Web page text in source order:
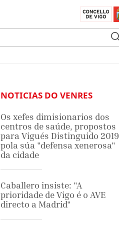
NOTICIAS DO VENRES
Os xefes dimisionarios dos
centros de saúde, propostos
para Vigués Distinguido 2019
pola súa "defensa xenerosa"
da cidade
Caballero insiste: "A
prioridade de Vigo é o AVE
directo a Madrid"